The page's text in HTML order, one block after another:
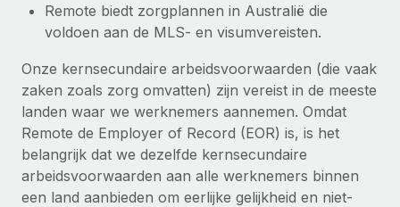
Remote biedt zorgplannen in Australië die
voldoen aan de MLS- en visumvereisten.
Onze kernsecundaire arbeidsvoorwaarden (die vaak
zaken zoals zorg omvatten) zijn vereist in de meeste
landen waar we werknemers aannemen. Omdat
Remote de Employer of Record (EOR) is, is het
belangrijk dat we dezelfde kernsecundaire
arbeidsvoorwaarden aan alle werknemers binnen
een land aanbieden om eerlijke gelijkheid en niet-